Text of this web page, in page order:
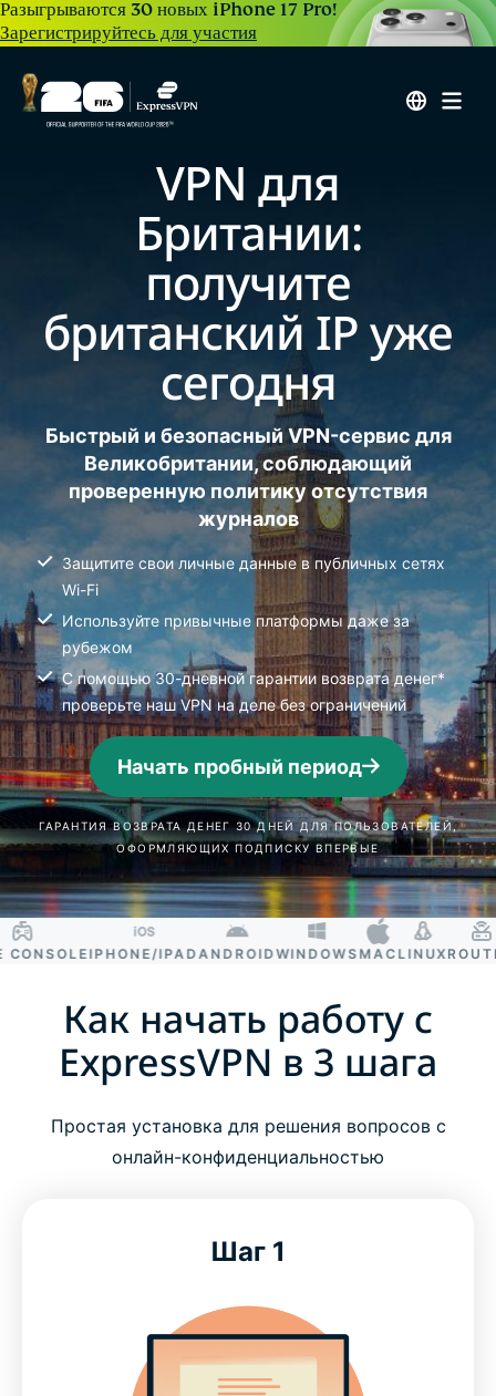
Разыгрываются 30 новых iPhone 17 Pro!
Зарегистрируйтесь для участия
VPN для
Британии:
получите
британский IP уже
сегодня
Быстрый и безопасный VPN-сервис для
Великобритании, соблюдающий
проверенную политику отсутствия
журналов
Защитите свои личные данные в публичных сетях
Wi-Fi
Используйте привычные платформы даже за
рубежом
С помощью 30-дневной гарантии возврата денег*
проверьте наш VPN на деле без ограничений
Начать пробный период
ГАРАНТИЯ ВОЗВРАТА ДЕНЕГ 30 ДНЕЙ ДЛЯ ПОЛЬЗОВАТЕЛЕЙ,
ОФОРМЛЯЮЩИХ ПОДПИСКУ ВПЕРВЫЕ
IPHONE/IPADANDROIDWINDOWSMACLINUXROUTER
Как начать работу с
ExpressVPN в 3 шага
Простая установка для решения вопросов с
онлайн-конфиденциальностью
Шаг 1